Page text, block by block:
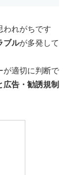
われがちです
ブルが多発して
が適切に判断で
告・勧誘規制